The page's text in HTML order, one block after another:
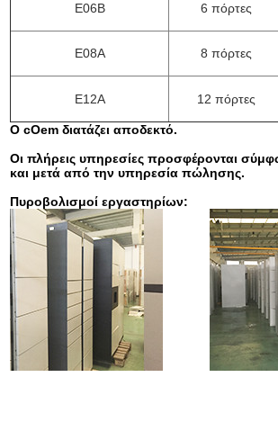
E06B 6 πόρτες
E08A 8 πόρτες
E12A 12 πόρτες
Ο cOem διατάζει αποδεκτό.
Οι πλήρεις υπηρεσίες προσφέρονται
και μετά από την υπηρεσία πώλησης.
Πυροβολισμοί εργαστηρίων: